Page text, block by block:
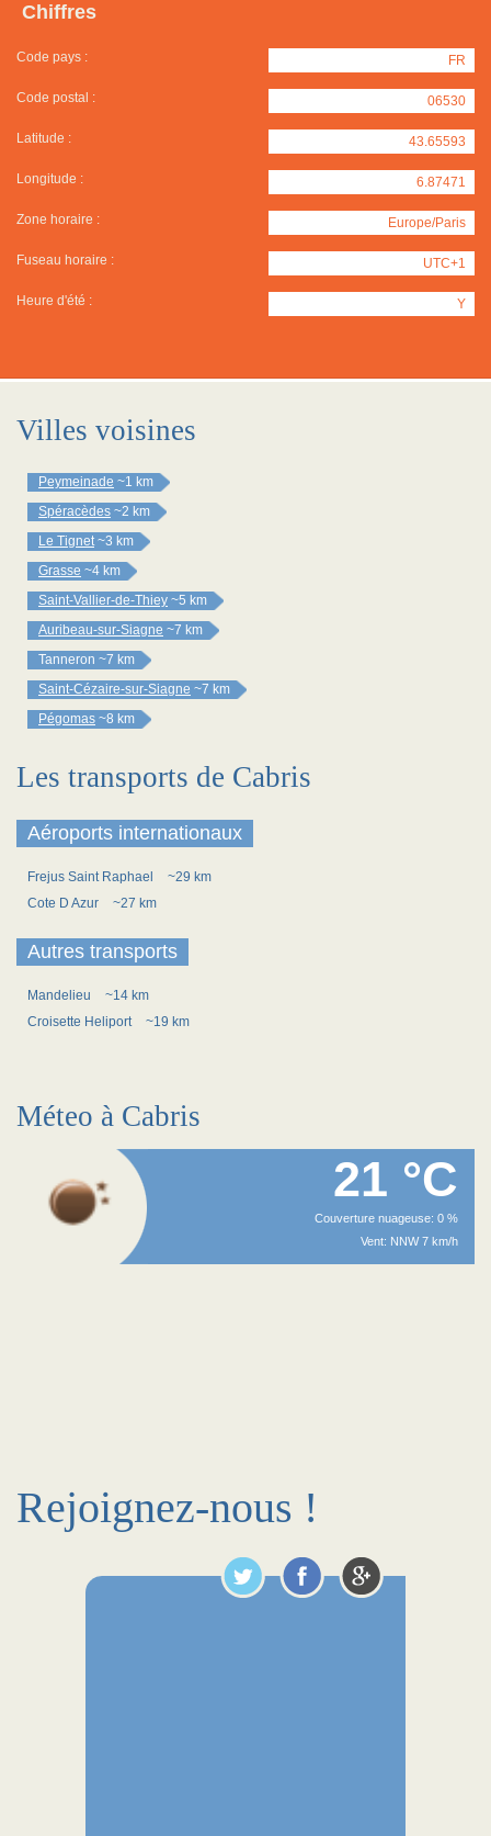
Chiffres
Code pays : FR
Code postal : 06530
Latitude : 43.65593
Longitude : 6.87471
Zone horaire : Europe/Paris
Fuseau horaire : UTC+1
Heure d'été : Y
Villes voisines
Peymeinade ~1 km
Spéracèdes ~2 km
Le Tignet ~3 km
Grasse ~4 km
Saint-Vallier-de-Thiey ~5 km
Auribeau-sur-Siagne ~7 km
Tanneron ~7 km
Saint-Cézaire-sur-Siagne ~7 km
Pégomas ~8 km
Les transports de Cabris
Aéroports internationaux
Frejus Saint Raphael
~29 km
Cote D Azur
~27 km
Autres transports
Mandelieu
~14 km
Croisette Heliport
~19 km
Méteo à Cabris
21 °C
Couverture nuageuse: 0 %
Vent: NNW 7 km/h
Rejoignez-nous !